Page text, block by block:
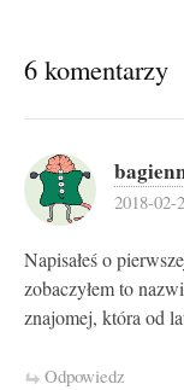
6 komentarzy
2018-02-
Napisałeś o
zobaczyłem to
znajomej, która od
Odpowiedz